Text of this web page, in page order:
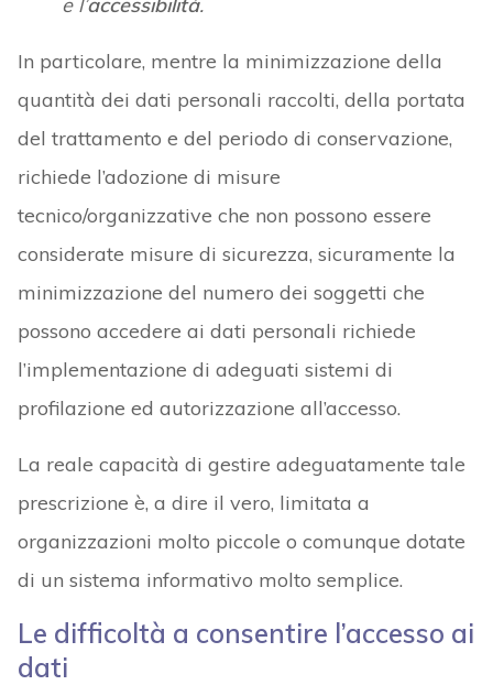
In particolare, mentre la minimizzazione della
quantità dei dati personali raccolti, della portata
del trattamento e del periodo di conservazione,
richiede l’adozione di misure
tecnico/organizzative che non possono essere
considerate misure di sicurezza, sicuramente la
minimizzazione del numero dei soggetti che
possono accedere ai dati personali richiede
l’implementazione di adeguati sistemi di
profilazione ed autorizzazione all’accesso.
La reale capacità di gestire adeguatamente tale
prescrizione è, a dire il vero, limitata a
organizzazioni molto piccole o comunque dotate
di un sistema informativo molto semplice.
Le difficoltà a consentire l’accesso ai
dati